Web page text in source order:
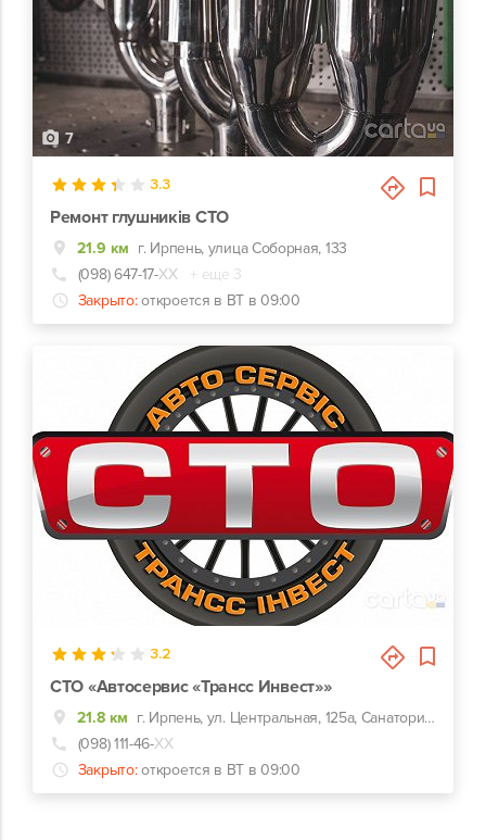
7
3.3
Ремонт глушників СТО
21.9 км г. Ирпень, улица Соборная, 133
(098) 647-17-ХХ
+ еще 3
Закрыто: откроется в ВТ в 09:00
3.2
СТО «Автосервис «Трансс Инвест»»
21.8 км
г. Ирпень, ул. Центральная, 125а, Санаторий дубки ,БУДДВОР
(098) 111-46-ХХ
Закрыто: откроется в ВТ в 09:00